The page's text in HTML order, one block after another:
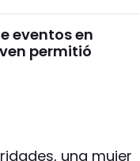
eventos en
permitió
una mujer